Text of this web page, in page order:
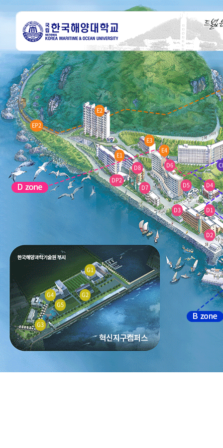
D1
D2
D3
D4
D5
D6
D7
D8
DP2
EP2
E1
E2
E3
E4
G1
G2
G3
G4
G5